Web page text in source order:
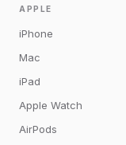
APPLE
iPhone
Mac
iPad
Apple Watch
AirPods